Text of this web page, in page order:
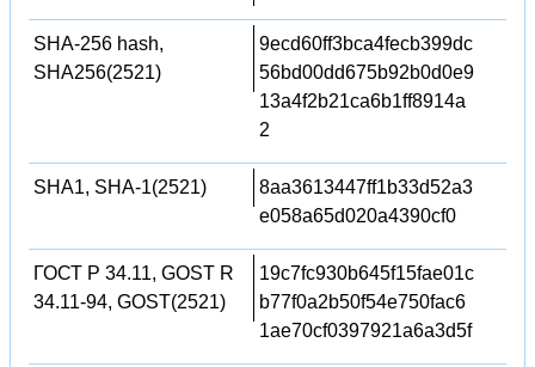
SHA-256 hash,
SHA256(2521)
9ecd60ff3bca4fecb399dc
56bd00dd675b92b0d0e9
13a4f2b21ca6b1ff8914a
2
SHA1, SHA-1(2521)
8aa3613447ff1b33d52a3
e058a65d020a4390cf0
ГОСТ Р 34.11, GOST R
34.11-94, GOST(2521)
19c7fc930b645f15fae01c
b77f0a2b50f54e750fac6
1ae70cf0397921a6a3d5f